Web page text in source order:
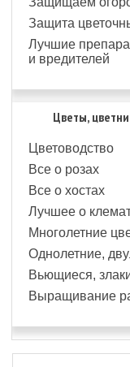
Защита
Лучшие
и вредителей
Цветы,
Цветоводство
Все о розах
Все о хостах
Лучшее о
Многолетние
Однолетние,
Вьющиеся,
Выращивание